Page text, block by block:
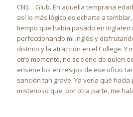
CNI)… Glub. En aquella temprana
así lo más lógico es echarte a
tiempo que había pasado en
perfeccionando mi inglés y
distinto y la atracción en el College. Y
otro momento, no se tiene de quien
enseñe los entresijos de ese oficio
sanción tan grave. Ya vería qué
misterioso que, por otra parte, me